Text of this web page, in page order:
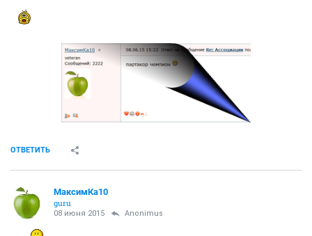
ОТВЕТИТЬ
МаксимКа10
guru
08 июня 2015 Anоnimus